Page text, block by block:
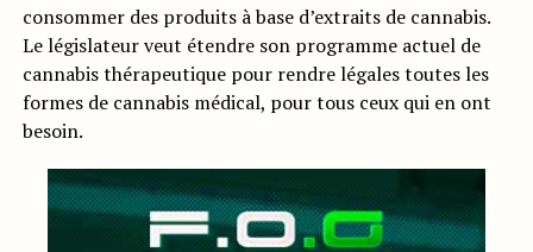
consommer des produits à base d’extraits de cannabis.
Le législateur veut étendre son programme actuel de
cannabis thérapeutique pour rendre légales toutes les
formes de cannabis médical, pour tous ceux qui en ont
besoin.